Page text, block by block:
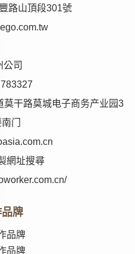
路山頂段301號
公司
干路莫城电子商务产业园3
门
網址搜尋
牌